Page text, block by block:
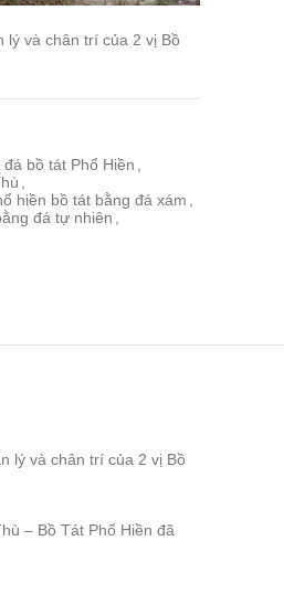
lý và chân trí của 2 vị Bồ
bồ tát Phổ Hiền
hiền bồ tát bằng đá xám
đá tự nhiên
lý và chân trí của 2 vị Bồ
– Bồ Tát Phổ Hiền đã